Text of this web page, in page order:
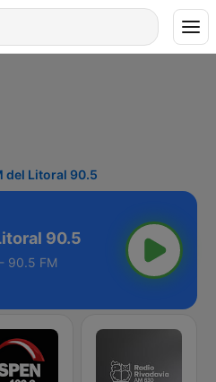
del Litoral 90.5
90.5
90.5 FM